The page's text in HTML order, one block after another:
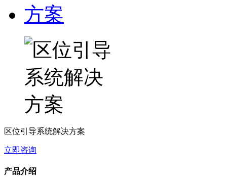
区位引导系统解决方案
立即咨询
产品介绍